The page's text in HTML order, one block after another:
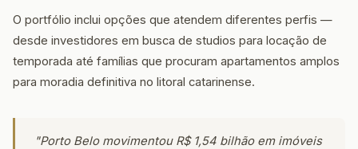
O portfólio inclui opções que atendem diferentes perfis —
desde investidores em busca de studios para locação de
temporada até famílias que procuram apartamentos amplos
para moradia definitiva no litoral catarinense.
"Porto Belo movimentou R$ 1,54 bilhão em imóveis